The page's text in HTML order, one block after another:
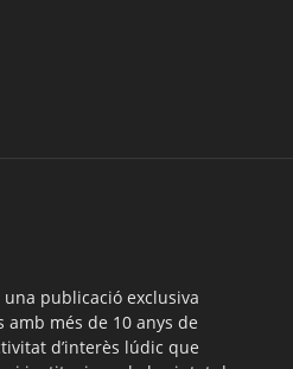
una publicació exclusiva
més de 10 anys de
d’interès lúdic que